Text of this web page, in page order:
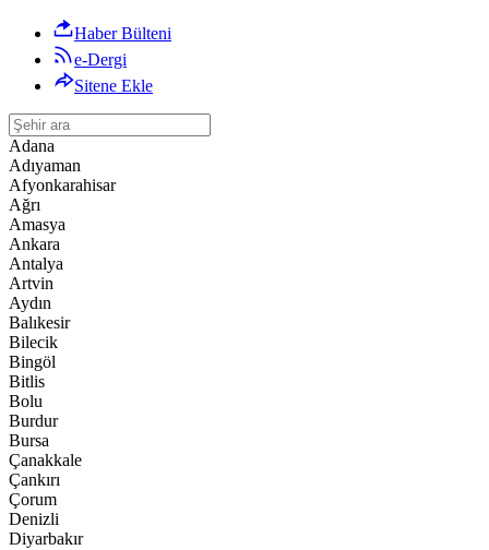
Haber Bülteni
e-Dergi
Sitene Ekle
Adana
Adıyaman
Afyonkarahisar
Ağrı
Amasya
Ankara
Antalya
Artvin
Aydın
Balıkesir
Bilecik
Bingöl
Bitlis
Bolu
Burdur
Bursa
Çanakkale
Çankırı
Çorum
Denizli
Diyarbakır